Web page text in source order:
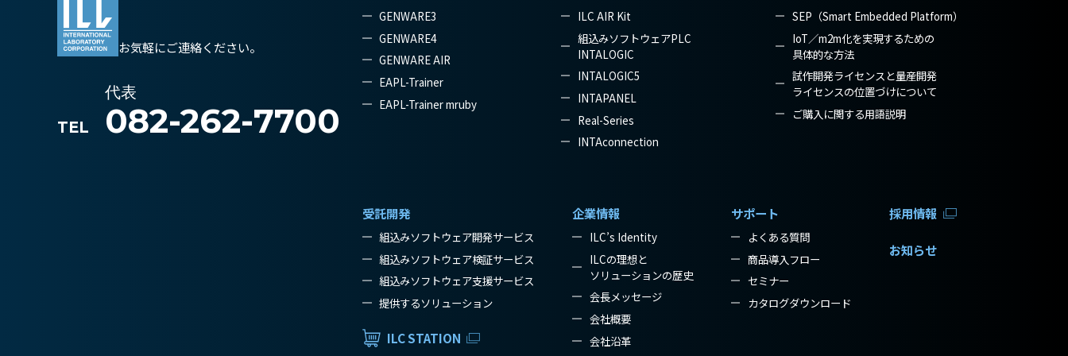
お気軽にご連絡ください。
代表
TEL
082-262-7700
GENWARE3
GENWARE4
GENWARE AIR
EAPL-Trainer
EAPL-Trainer mruby
ILC AIR Kit
組込みソフトウェアPLC
INTALOGIC
INTALOGIC5
INTAPANEL
Real-Series
INTAconnection
SEP（Smart Embedded Platform）
IoT／m2m化を実現するための
具体的な方法
試作開発ライセンスと量産開発
ライセンスの位置づけについて
ご購入に関する用語説明
受託開発
組込みソフトウェア開発サービス
組込みソフトウェア検証サービス
組込みソフトウェア支援サービス
提供するソリューション
ILC STATION
企業情報
ILC’s Identity
ILCの理想と
ソリューションの歴史
会長メッセージ
会社概要
会社沿革
サポート
よくある質問
商品導入フロー
セミナー
カタログダウンロード
採用情報
お知らせ